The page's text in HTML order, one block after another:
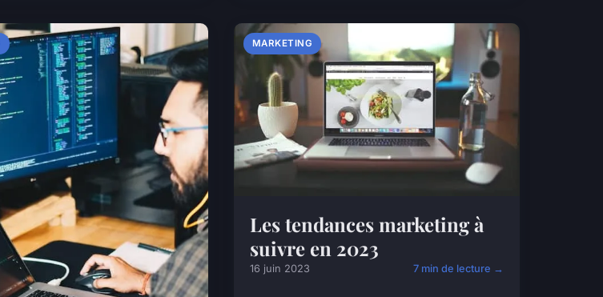
MARKETING
Les tendances marketing à
suivre en 2023
16 juin 2023 7 min de lecture →